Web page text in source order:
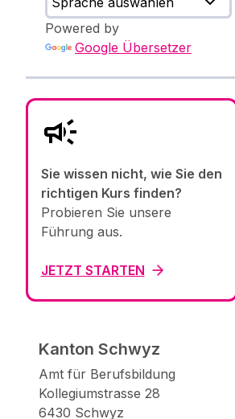
Powered by
Google Übersetzer
Sie wissen nicht, wie Sie den
richtigen Kurs finden?
Probieren Sie unsere
Führung aus.
JETZT STARTEN
Kanton Schwyz
Amt für Berufsbildung
Kollegiumstrasse 28
6430 Schwyz